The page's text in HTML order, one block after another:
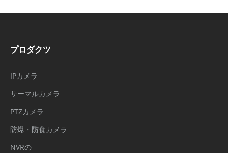
プロダクツ
IPカメラ
サーマルカメラ
PTZカメラ
防爆・防食カメラ
NVRの